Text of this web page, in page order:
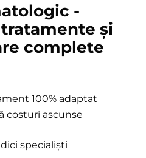
-
și
complete
100% adaptat
costuri ascunse
specialiști